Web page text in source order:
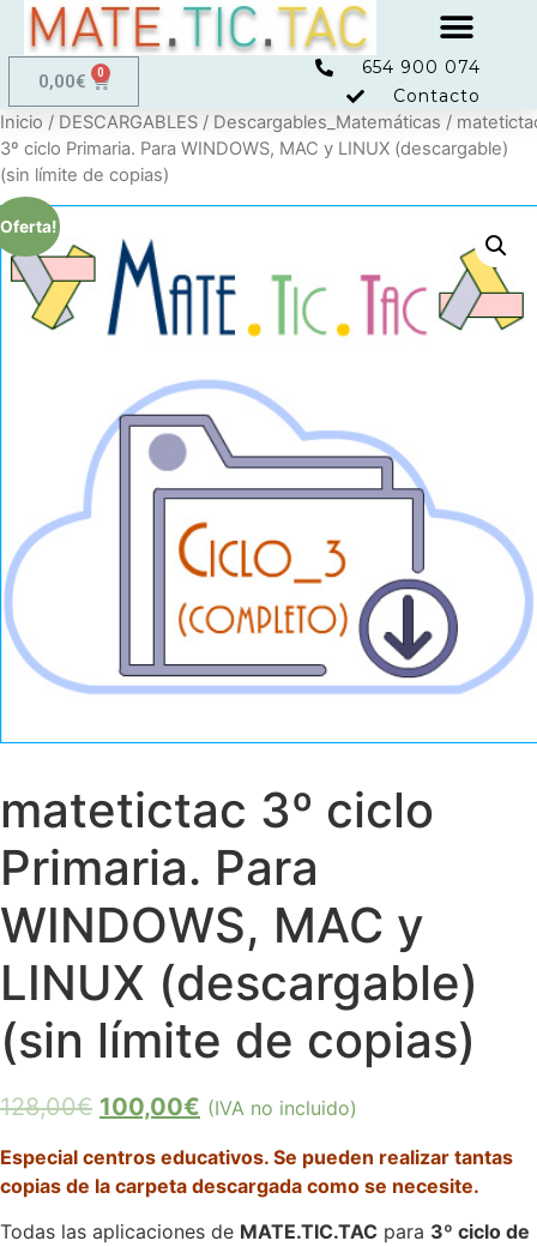
0,00€
654 900 074
Contacto
Inicio / DESCARGABLES / Descargables_Matemáticas /
3º ciclo Primaria. Para WINDOWS, MAC y LINUX (descargable)
(sin límite de copias)
matetictac 3º ciclo
Primaria. Para
WINDOWS, MAC y
LINUX (descargable)
(sin límite de copias)
128,00€ 100,00€ (IVA no incluido)
Especial centros educativos. Se pueden realizar tantas
copias de la carpeta descargada como se necesite.
Todas las aplicaciones de MATE.TIC.TAC para 3º ciclo de